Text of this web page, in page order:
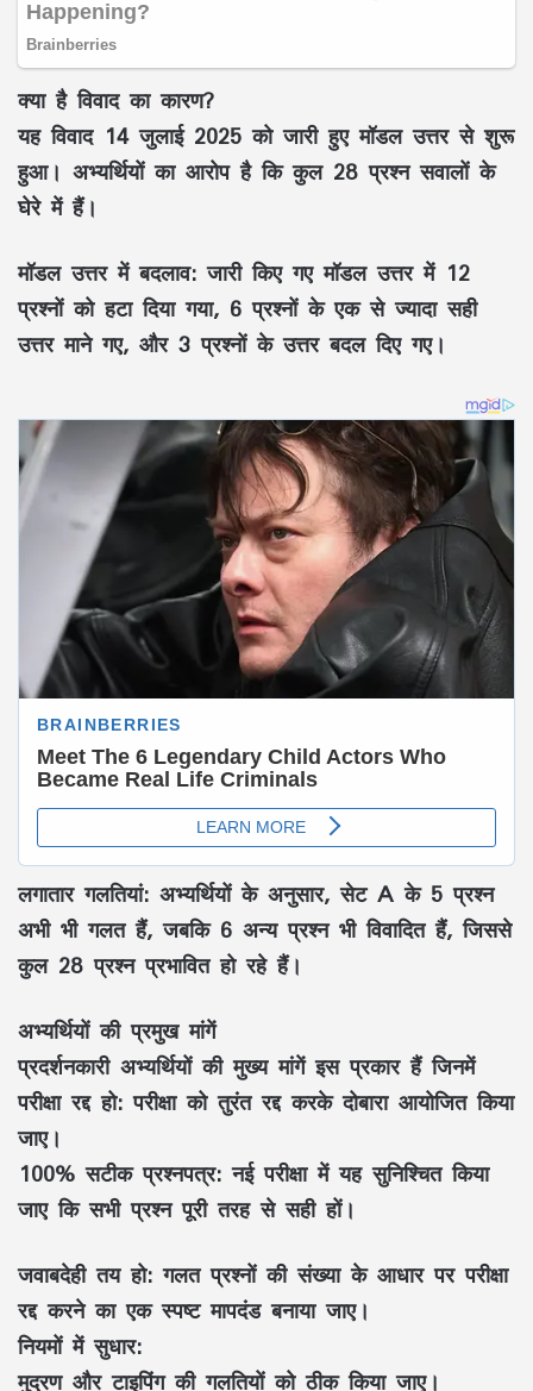
क्या है विवाद का कारण?
यह विवाद 14 जुलाई 2025 को जारी हुए मॉडल उत्तर से शुरू
हुआ। अभ्यर्थियों का आरोप है कि कुल 28 प्रश्न सवालों के
घेरे में हैं।
मॉडल उत्तर में बदलाव: जारी किए गए मॉडल उत्तर में 12
प्रश्नों को हटा दिया गया, 6 प्रश्नों के एक से ज्यादा सही
उत्तर माने गए, और 3 प्रश्नों के उत्तर बदल दिए गए।
लगातार गलतियां: अभ्यर्थियों के अनुसार, सेट A के 5 प्रश्न
अभी भी गलत हैं, जबकि 6 अन्य प्रश्न भी विवादित हैं, जिससे
कुल 28 प्रश्न प्रभावित हो रहे हैं।
अभ्यर्थियों की प्रमुख मांगें
प्रदर्शनकारी अभ्यर्थियों की मुख्य मांगें इस प्रकार हैं जिनमें
परीक्षा रद्द हो: परीक्षा को तुरंत रद्द करके दोबारा आयोजित किया
जाए।
100% सटीक प्रश्नपत्र: नई परीक्षा में यह सुनिश्चित किया
जाए कि सभी प्रश्न पूरी तरह से सही हों।
जवाबदेही तय हो: गलत प्रश्नों की संख्या के आधार पर परीक्षा
रद्द करने का एक स्पष्ट मापदंड बनाया जाए।
नियमों में सुधार:
मुद्रण और टाइपिंग की गलतियों को ठीक किया जाए।